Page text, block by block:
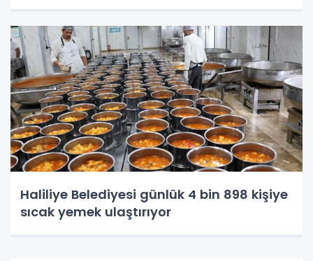
Haliliye Belediyesi günlük 4 bin 898 kişiye
sıcak yemek ulaştırıyor